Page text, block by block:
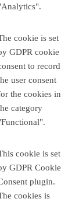
cookie is set
GDPR cookie
to record
user consent
the cookies in
category
cookie is set
GDPR Cookie
plugin.
cookies is